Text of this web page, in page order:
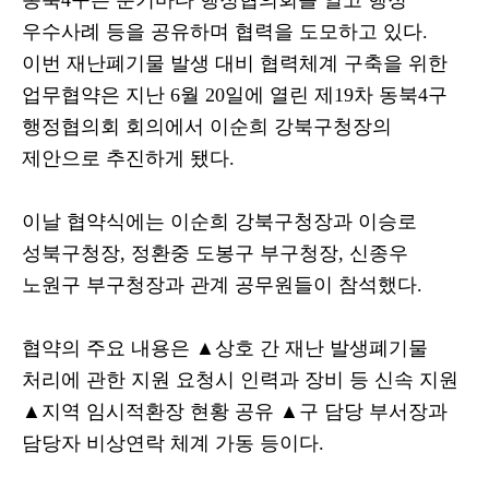
우수사례 등을 공유하며 협력을 도모하고 있다.
이번 재난폐기물 발생 대비 협력체계 구축을 위한
업무협약은 지난 6월 20일에 열린 제 19차 동북4구
행정협의회 회의에서 이순희 강북구청장의
제안으로 추진하게 됐다.
이날 협약식에는 이순희 강북구청장과 이승로
성북구청장, 정환중 도봉구 부구청장, 신종우
노원구 부구청장과 관계 공무원들이 참석했다.
협약의 주요 내용은 ▲ 상호 간 재난 발생폐기물
처리에 관한 지원 요청시 인력과 장비 등 신속 지원
▲ 지역 임시적환장 현황 공유 ▲ 구 담당 부서장과
담당자 비상연락 체계 가동 등이다.